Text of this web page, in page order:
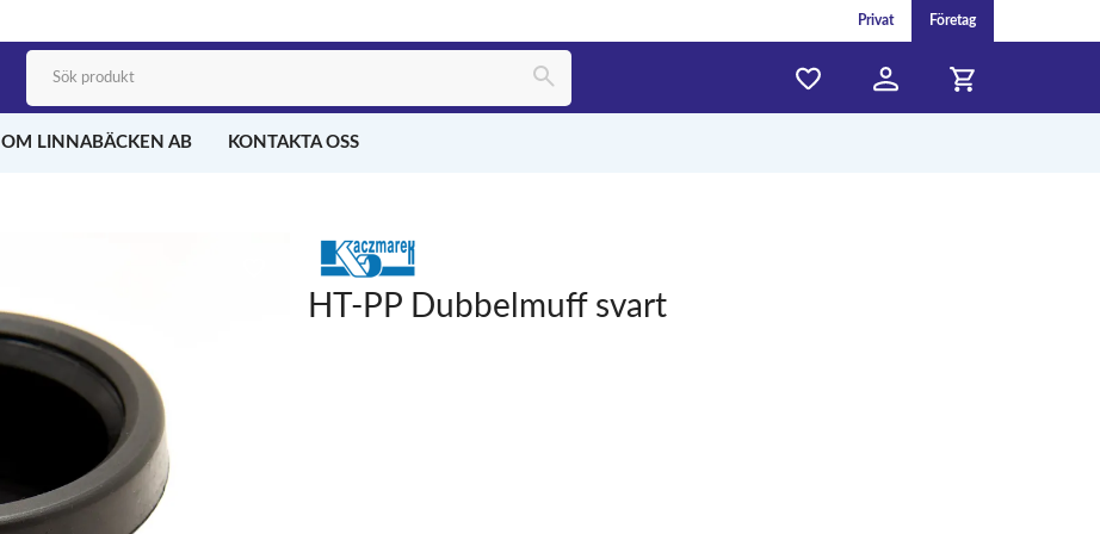
Privat Företag
OM LINNABÄCKEN AB KONTAKTA OSS
HT-PP Dubbelmuff svart